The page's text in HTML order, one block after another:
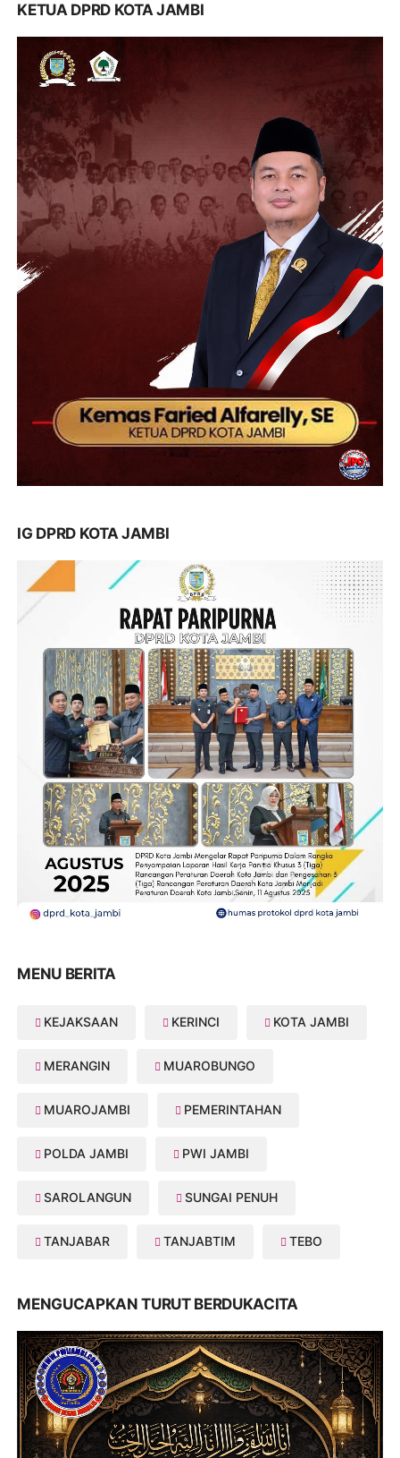
KETUA DPRD KOTA JAMBI
IG DPRD KOTA JAMBI
MENU BERITA
KEJAKSAAN KERINCI KOTA JAMBI
MERANGIN MUAROBUNGO
MUAROJAMBI PEMERINTAHAN
POLDA JAMBI PWI JAMBI
SAROLANGUN SUNGAI PENUH
TANJABAR TANJABTIM TEBO
MENGUCAPKAN TURUT BERDUKACITA